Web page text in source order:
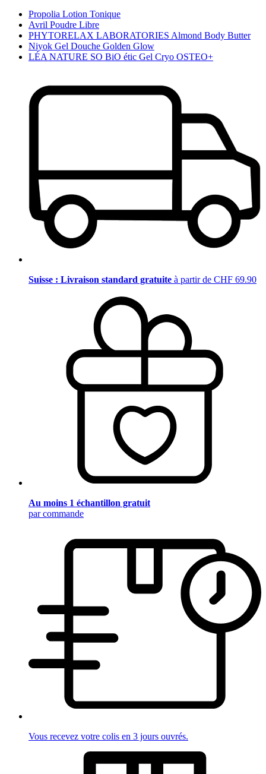
Propolia Lotion Tonique
Avril Poudre Libre
PHYTORELAX LABORATORIES Almond Body Butter
Niyok Gel Douche Golden Glow
LÉA NATURE SO BiO étic Gel Cryo OSTEO+
Suisse : Livraison standard gratuite à partir de CHF 69.90
Au moins 1 échantillon gratuit
par commande
Vous recevez votre colis en 3 jours ouvrés.